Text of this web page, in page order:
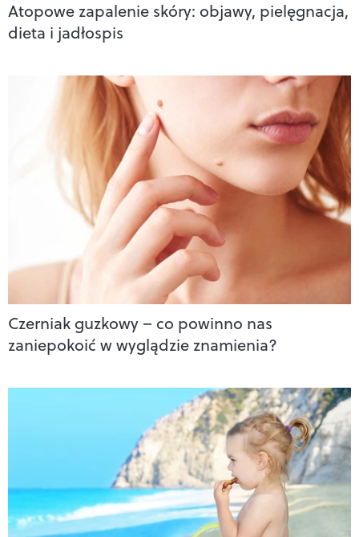
Atopowe zapalenie skóry: objawy, pielęgnacja,
dieta i jadłospis
Czerniak guzkowy – co powinno nas
zaniepokoić w wyglądzie znamienia?